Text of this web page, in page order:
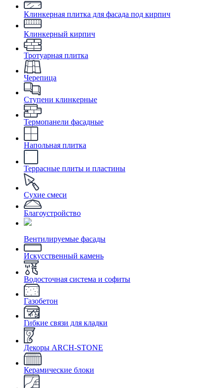
Клинкерная плитка для фасада под кирпич
Клинкерный кирпич
Тротуарная плитка
Черепица
Ступени клинкерные
Термопанели фасадные
Напольная плитка
Террасные плиты и пластины
Сухие смеси
Благоустройство
Вентилируемые фасады
Искусственный камень
Водосточная система и софиты
Газобетон
Гибкие связи для кладки
Декоры ARCH-STONE
Керамические блоки